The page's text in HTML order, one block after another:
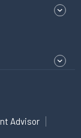
Advisor